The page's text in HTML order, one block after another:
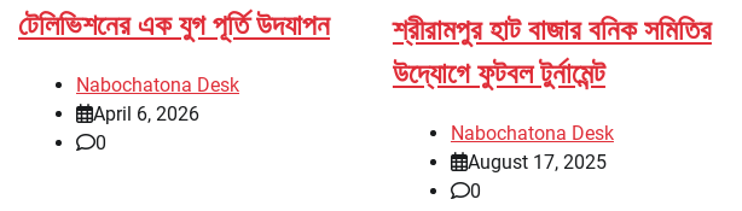
টেলিভিশনের এক যুগ পূর্তি উদযাপন
Nabochatona Desk
April 6, 2026
0
শ্রীরামপুর হাট বাজার বনিক সমিতির
উদ্যোগে ফুটবল টুর্নামেন্ট
Nabochatona Desk
August 17, 2025
0